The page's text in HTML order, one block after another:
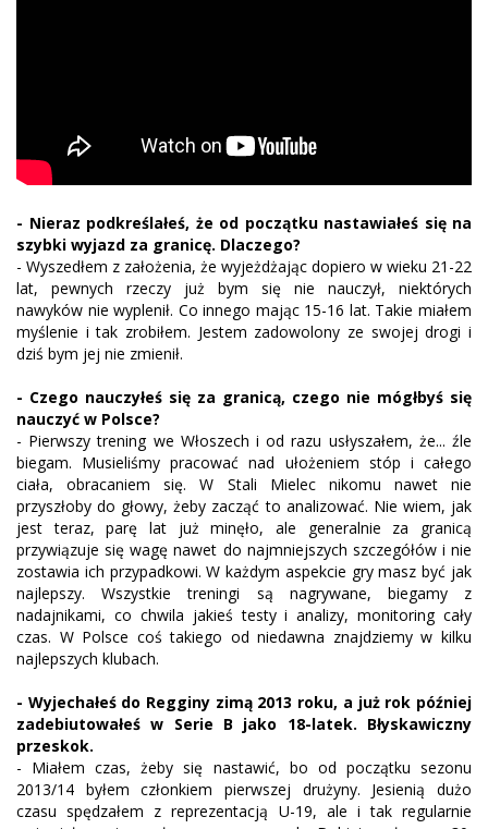
- Nieraz podkreślałeś, że od początku nastawiałeś się na
szybki wyjazd za granicę. Dlaczego?
- Wyszedłem z założenia, że wyjeżdżając dopiero w wieku 21-22
lat, pewnych rzeczy już bym się nie nauczył, niektórych
nawyków nie wyplenił. Co innego mając 15-16 lat. Takie miałem
myślenie i tak zrobiłem. Jestem zadowolony ze swojej drogi i
dziś bym jej nie zmienił.
- Czego nauczyłeś się za granicą, czego nie mógłbyś się
nauczyć w Polsce?
- Pierwszy trening we Włoszech i od razu usłyszałem, że... źle
biegam. Musieliśmy pracować nad ułożeniem stóp i całego
ciała, obracaniem się. W Stali Mielec nikomu nawet nie
przyszłoby do głowy, żeby zacząć to analizować. Nie wiem, jak
jest teraz, parę lat już minęło, ale generalnie za granicą
przywiązuje się wagę nawet do najmniejszych szczegółów i nie
zostawia ich przypadkowi. W każdym aspekcie gry masz być jak
najlepszy. Wszystkie treningi są nagrywane, biegamy z
nadajnikami, co chwila jakieś testy i analizy, monitoring cały
czas. W Polsce coś takiego od niedawna znajdziemy w kilku
najlepszych klubach.
- Wyjechałeś do Regginy zimą 2013 roku, a już rok później
zadebiutowałeś w Serie B jako 18-latek. Błyskawiczny
przeskok.
- Miałem czas, żeby się nastawić, bo od początku sezonu
2013/14 byłem członkiem pierwszej drużyny. Jesienią dużo
czasu spędzałem z reprezentacją U-19, ale i tak regularnie